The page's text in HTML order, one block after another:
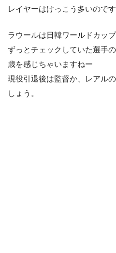
レイヤーはけっこう多いのです
ラウールは日韓ワールドカッ
ずっとチェックしていた選手
歳を感じちゃいますねー
現役引退後は監督か、レアル
しょう。